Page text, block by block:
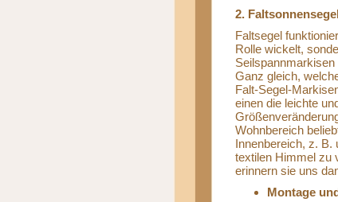
2.
Faltsegel
Rolle wickelt,
Seilspannmarkisen
Ganz gleich,
Falt-Segel-
einen die leichte
Wohnbereich
Innenbereich, z. B.
textilen Himmel zu
erinnern sie uns
Montage